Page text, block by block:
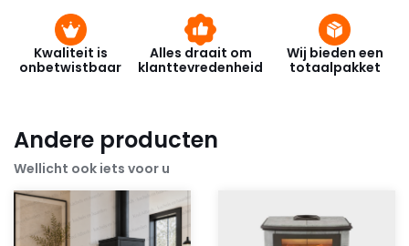
en ervaring op het gebied van interieur,
warmtetechniek, vuurarchitectuur, rookkanalen,
gasleidingen en bouwvoorschriften kunnen wij ieder
uitgebreid.
Kwaliteit is
onbetwistbaar
Alles draait om
klanttevredenheid
Wij bieden een
totaalpakket
Andere producten
Wellicht ook iets voor u